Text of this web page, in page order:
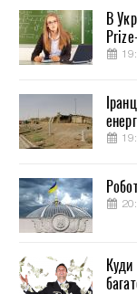
В
Куди